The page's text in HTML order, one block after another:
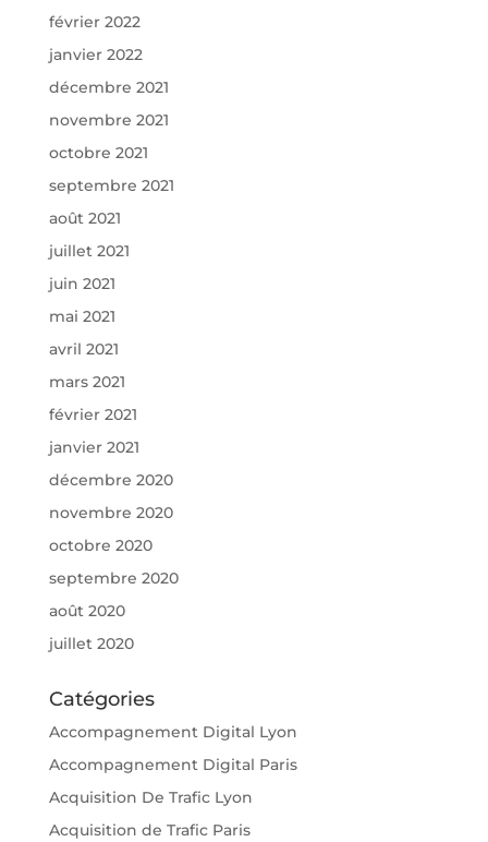
février 2022
janvier 2022
décembre 2021
novembre 2021
octobre 2021
septembre 2021
août 2021
juillet 2021
juin 2021
mai 2021
avril 2021
mars 2021
février 2021
janvier 2021
décembre 2020
novembre 2020
octobre 2020
septembre 2020
août 2020
juillet 2020
Catégories
Accompagnement Digital Lyon
Accompagnement Digital Paris
Acquisition De Trafic Lyon
Acquisition de Trafic Paris